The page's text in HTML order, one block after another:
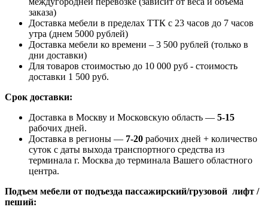
заказа)
Доставка мебели в пределах ТТК с 23 часов до 7 часов
утра (днем 5000 рублей)
Доставка мебели ко времени – 3 500 рублей (только в
дни доставки)
Для товаров стоимостью до 10 000 руб - стоимость
доставки 1 500 руб.
Срок доставки:
Доставка в Москву и Московскую область — 5-15
рабочих дней.
Доставка в регионы — 7-20 рабочих дней + количество
суток с даты выхода транспортного средства из
терминала г. Москва до терминала Вашего областного
центра.
Подъем мебели от подъезда пассажирский/грузовой лифт /
пеший: